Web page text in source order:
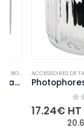
,NON-
ACCESSOIRES DE TABLE,
0 out
17.24€HT
20.69€